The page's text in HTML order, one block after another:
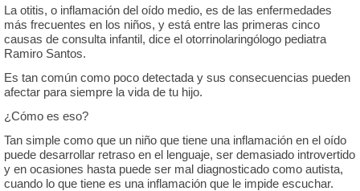
La otitis, o inflamación del oído medio, es de las enfermedades
más frecuentes en los niños, y está entre las primeras cinco
causas de consulta infantil, dice el otorrinolaringólogo pediatra
Ramiro Santos.
Es tan común como poco detectada y sus consecuencias pueden
afectar para siempre la vida de tu hijo.
¿Cómo es eso?
Tan simple como que un niño que tiene una inflamación en el oído
puede desarrollar retraso en el lenguaje, ser demasiado introvertido
y en ocasiones hasta puede ser mal diagnosticado como autista,
cuando lo que tiene es una inflamación que le impide escuchar.